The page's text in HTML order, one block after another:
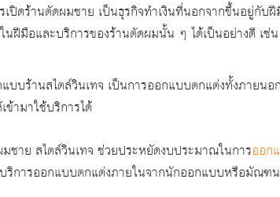
นตัดผมชาย เป็นธุรกิจทำเงินที่นอกจากขึ้นอยู่กับฝีมื
นฝีมือและบริการของร้านตัดผมนั้น ๆ ได้เป็นอย่างดี เ
บบร้านสไตล์วินเทจ เป็นการออกแบบตกแต่งทั้งภายน
ข้ามาใช้บริการได้
ชาย สไตล์วินเทจ ช่วยประหยัดงบประมาณในการออก
ริการออกแบบตกแต่งภายในจากนักออกแบบหรือมัณฑ